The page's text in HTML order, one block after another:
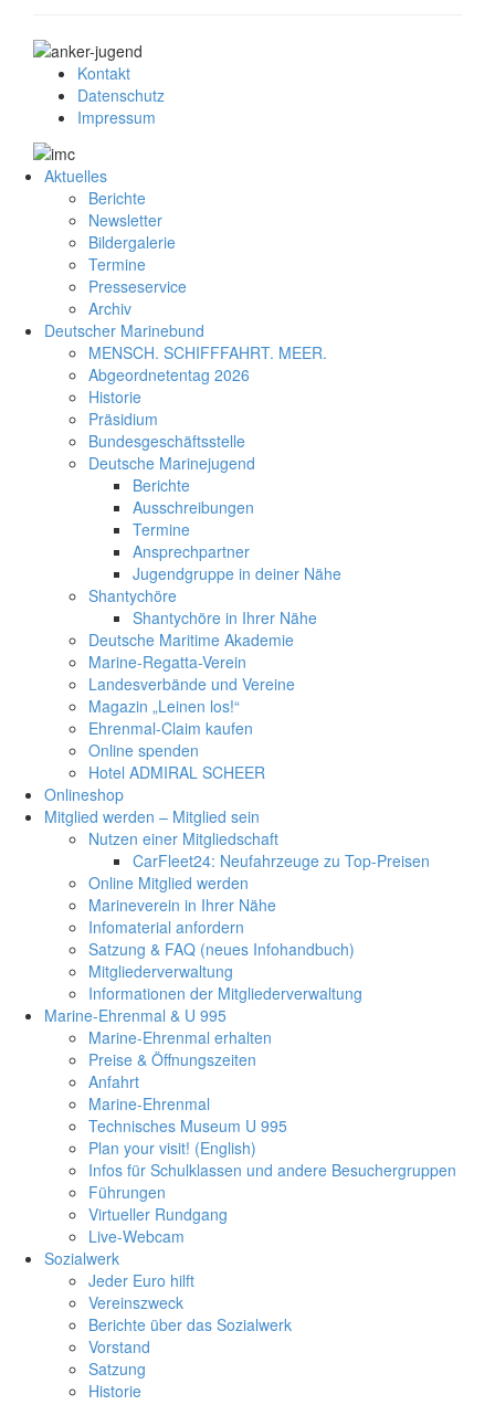
Kontakt
Datenschutz
Impressum
Aktuelles
Berichte
Newsletter
Bildergalerie
Termine
Presseservice
Archiv
Deutscher Marinebund
MENSCH. SCHIFFFAHRT. MEER.
Abgeordnetentag 2026
Historie
Präsidium
Bundesgeschäftsstelle
Deutsche Marinejugend
Berichte
Ausschreibungen
Termine
Ansprechpartner
Jugendgruppe in deiner Nähe
Shantychöre
Shantychöre in Ihrer Nähe
Deutsche Maritime Akademie
Marine-Regatta-Verein
Landesverbände und Vereine
Magazin „Leinen los!“
Ehrenmal-Claim kaufen
Online spenden
Hotel ADMIRAL SCHEER
Onlineshop
Mitglied werden – Mitglied sein
Nutzen einer Mitgliedschaft
CarFleet24: Neufahrzeuge zu Top-Preisen
Online Mitglied werden
Marineverein in Ihrer Nähe
Infomaterial anfordern
Satzung & FAQ (neues Infohandbuch)
Mitgliederverwaltung
Informationen der Mitgliederverwaltung
Marine-Ehrenmal & U 995
Marine-Ehrenmal erhalten
Preise & Öffnungszeiten
Anfahrt
Marine-Ehrenmal
Technisches Museum U 995
Plan your visit! (English)
Infos für Schulklassen und andere Besuchergruppen
Führungen
Virtueller Rundgang
Live-Webcam
Sozialwerk
Jeder Euro hilft
Vereinszweck
Berichte über das Sozialwerk
Vorstand
Satzung
Historie